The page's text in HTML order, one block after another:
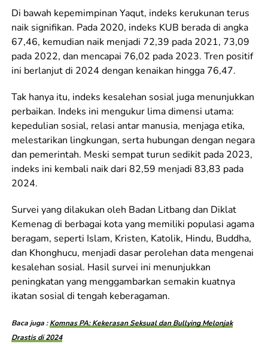
Di bawah kepemimpinan Yaqut, indeks kerukunan terus
naik signifikan. Pada 2020, indeks KUB berada di angka
67,46, kemudian naik menjadi 72,39 pada 2021, 73,09
pada 2022, dan mencapai 76,02 pada 2023. Tren positif
ini berlanjut di 2024 dengan kenaikan hingga 76,47.
Tak hanya itu, indeks kesalehan sosial juga menunjukkan
perbaikan. Indeks ini mengukur lima dimensi utama:
kepedulian sosial, relasi antar manusia, menjaga etika,
melestarikan lingkungan, serta hubungan dengan negara
dan pemerintah. Meski sempat turun sedikit pada 2023,
indeks ini kembali naik dari 82,59 menjadi 83,83 pada
2024.
Survei yang dilakukan oleh Badan Litbang dan Diklat
Kemenag di berbagai kota yang memiliki populasi agama
beragam, seperti Islam, Kristen, Katolik, Hindu, Buddha,
dan Khonghucu, menjadi dasar perolehan data mengenai
kesalehan sosial. Hasil survei ini menunjukkan
peningkatan yang menggambarkan semakin kuatnya
ikatan sosial di tengah keberagaman.
Baca juga :Komnas PA: Kekerasan Seksual dan Bullying Melonjak
Drastis di 2024